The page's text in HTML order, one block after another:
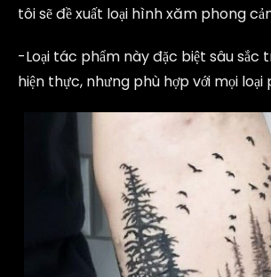
tôi sẽ đề xuất loại hình xăm phong
-Loại tác phẩm này đặc biệt sâu sắc
hiện thực, nhưng phù hợp với mọi